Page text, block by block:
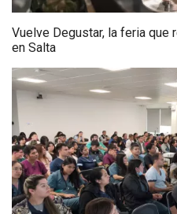
Vuelve Degustar, la feria que
en Salta